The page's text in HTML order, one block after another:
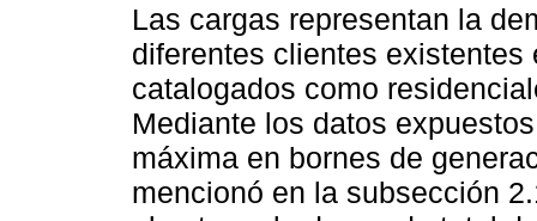
Las cargas representan la
diferentes clientes
catalogados como
Mediante los datos
máxima en bornes de
mencionó en la subsección